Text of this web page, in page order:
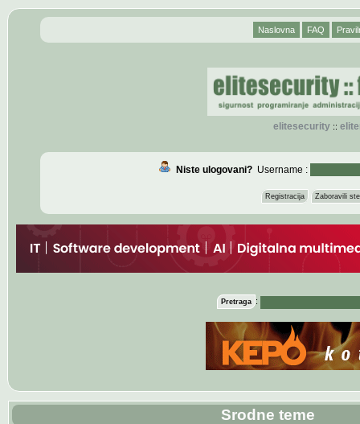
Naslovna FAQ
elitesecurity::
Niste ulogovani?Username :
Registracija Zaboravili
Pretraga :
Srodne teme